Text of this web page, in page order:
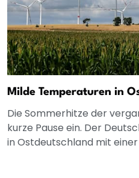
Milde Temperaturen in
Die Sommerhitze der
kurze Pause ein. Der
in Ostdeutschland mit einer